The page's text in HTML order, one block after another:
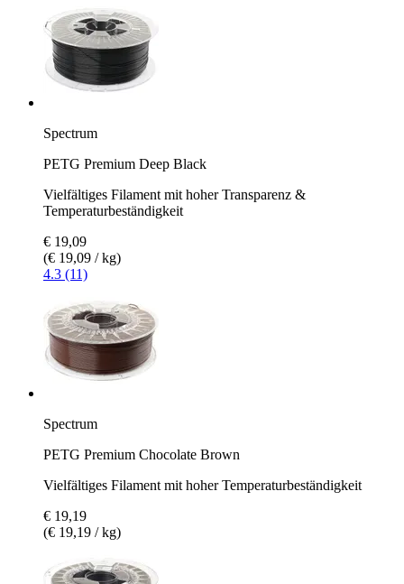
Spectrum
PETG Premium Deep Black
Vielfältiges Filament mit hoher Transparenz &
Temperaturbeständigkeit
€ 19,09
(€ 19,09 / kg)
4.3 (11)
Spectrum
PETG Premium Chocolate Brown
Vielfältiges Filament mit hoher Temperaturbeständigkeit
€ 19,19
(€ 19,19 / kg)